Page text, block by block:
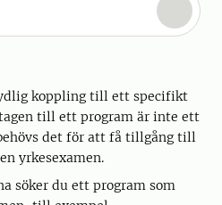
koppling till ett specifikt
till ett program är inte ett
det för att få tillgång till
yrkesexamen.
söker du ett program som